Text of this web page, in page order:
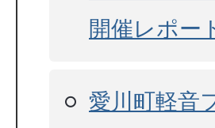
開催レポー
愛川町軽音